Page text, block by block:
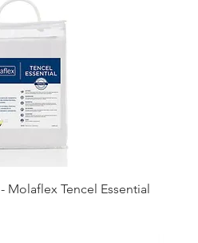
Molaflex Tencel Essential